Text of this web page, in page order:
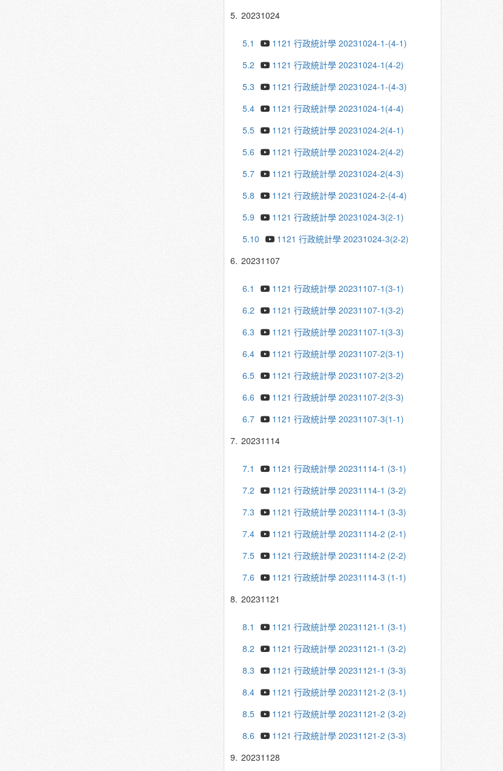
5. 20231024
5.1
1121 行政統計學 20231024-1-(4-1)
5.2
1121 行政統計學 20231024-1(4-2)
5.3
1121 行政統計學 20231024-1-(4-3)
5.4
1121 行政統計學 20231024-1(4-4)
5.5
1121 行政統計學 20231024-2(4-1)
5.6
1121 行政統計學 20231024-2(4-2)
5.7
1121 行政統計學 20231024-2(4-3)
5.8
1121 行政統計學 20231024-2-(4-4)
5.9
1121 行政統計學 20231024-3(2-1)
5.10
1121 行政統計學 20231024-3(2-2)
6. 20231107
6.1
1121 行政統計學 20231107-1(3-1)
6.2
1121 行政統計學 20231107-1(3-2)
6.3
1121 行政統計學 20231107-1(3-3)
6.4
1121 行政統計學 20231107-2(3-1)
6.5
1121 行政統計學 20231107-2(3-2)
6.6
1121 行政統計學 20231107-2(3-3)
6.7
1121 行政統計學 20231107-3(1-1)
7. 20231114
7.1
1121 行政統計學 20231114-1 (3-1)
7.2
1121 行政統計學 20231114-1 (3-2)
7.3
1121 行政統計學 20231114-1 (3-3)
7.4
1121 行政統計學 20231114-2 (2-1)
7.5
1121 行政統計學 20231114-2 (2-2)
7.6
1121 行政統計學 20231114-3 (1-1)
8. 20231121
8.1
1121 行政統計學 20231121-1 (3-1)
8.2
1121 行政統計學 20231121-1 (3-2)
8.3
1121 行政統計學 20231121-1 (3-3)
8.4
1121 行政統計學 20231121-2 (3-1)
8.5
1121 行政統計學 20231121-2 (3-2)
8.6
1121 行政統計學 20231121-2 (3-3)
9. 20231128